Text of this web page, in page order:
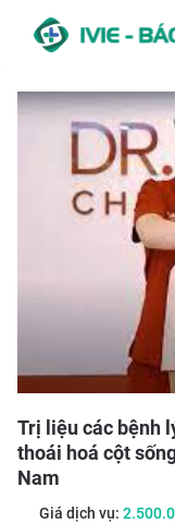
Trị liệu các bệnh
thoái hoá cột
Nam
Giá dịch vụ: